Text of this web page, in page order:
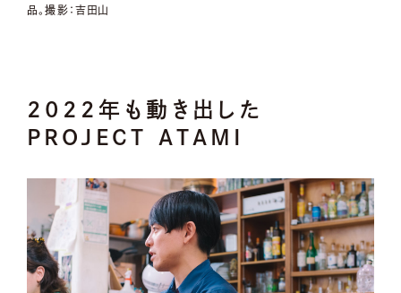
品。撮影：吉田山
2022年も動き出した
PROJECT ATAMI